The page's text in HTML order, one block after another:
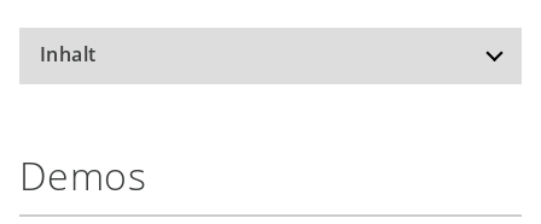
Inhalt
Gloria de anima
Halleluja de anima
Demos